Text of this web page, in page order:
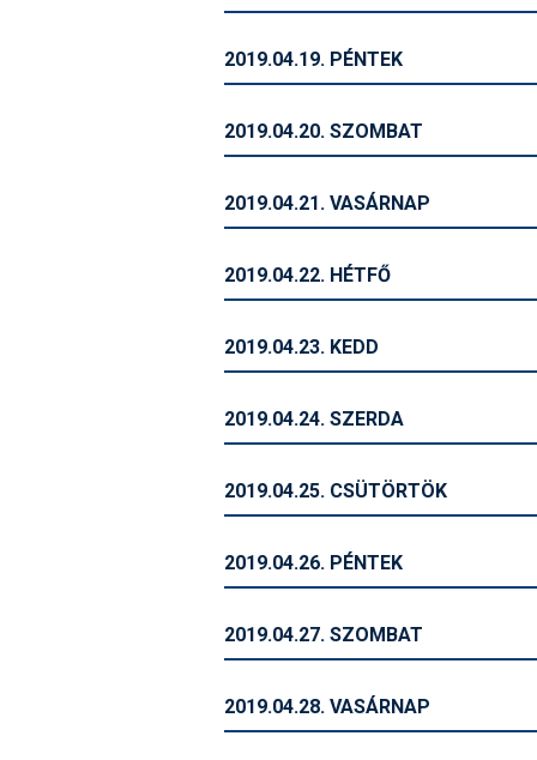
2019.04.19. PÉNTEK
2019.04.20. SZOMBAT
2019.04.21. VASÁRNAP
2019.04.22. HÉTFŐ
2019.04.23. KEDD
2019.04.24. SZERDA
2019.04.25. CSÜTÖRTÖK
2019.04.26. PÉNTEK
2019.04.27. SZOMBAT
2019.04.28. VASÁRNAP